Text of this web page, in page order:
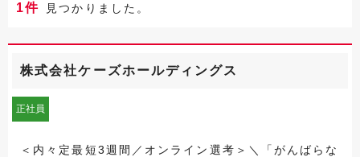
1件 見つかりました。
株式会社ケーズホールディングス
正社員
＜内々定最短3週間／オンライン選考＞＼「がんばらな